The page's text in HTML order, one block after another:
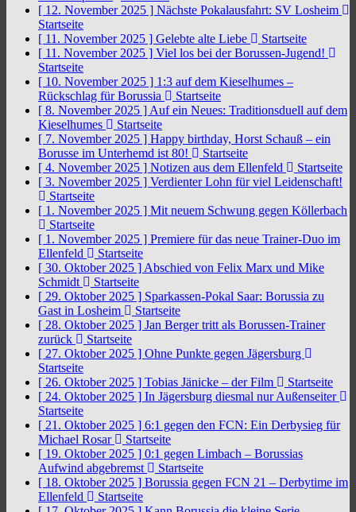
[ 12. November 2025 ] Nächste Pokalausfahrt: SV Losheim
Startseite
[ 11. November 2025 ] Gelebte alte Liebe
Startseite
[ 11. November 2025 ] Viel los bei der Borussen-Jugend!
Startseite
[ 10. November 2025 ] 1:3 auf dem Kieselhumes –
Rückschlag für Borussia
Startseite
[ 8. November 2025 ] Auf ein Neues: Traditionsduell auf dem
Kieselhumes
Startseite
[ 7. November 2025 ] Happy birthday, Horst Schauß – ein
Borusse im Unterhemd ist 80!
Startseite
[ 4. November 2025 ] Notizen aus dem Ellenfeld
Startseite
[ 3. November 2025 ] Verdienter Lohn für viel Leidenschaft!
Startseite
[ 1. November 2025 ] Mit neuem Schwung gegen Köllerbach
Startseite
[ 1. November 2025 ] Premiere für das neue Trainer-Duo im
Ellenfeld
Startseite
[ 30. Oktober 2025 ] Abschied von Felix Marx und Mike
Schmidt
Startseite
[ 29. Oktober 2025 ] Sparkassen-Pokal Saar: Borussia zu
Gast in Losheim
Startseite
[ 28. Oktober 2025 ] Jan Berger tritt als Borussen-Trainer
zurück
Startseite
[ 27. Oktober 2025 ] Ohne Punkte gegen Jägersburg
Startseite
[ 26. Oktober 2025 ] Tobias Jänicke – der Film
Startseite
[ 24. Oktober 2025 ] In Jägersburg diesmal nur Außenseiter
Startseite
[ 21. Oktober 2025 ] 6:1 gegen den FCN: Ein Derbysieg für
Michael Rosar
Startseite
[ 19. Oktober 2025 ] 0:1 gegen Limbach – Borussias
Aufwind abgebremst
Startseite
[ 18. Oktober 2025 ] Borussia gegen FCN 21 – Derbytime im
Ellenfeld
Startseite